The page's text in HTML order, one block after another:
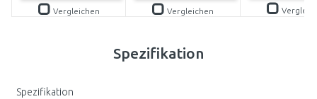
Vergleichen Vergleichen
Spezifikation
Spezifikation